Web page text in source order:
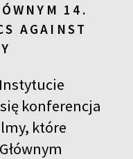
14.
AGAINST
konferencja
które